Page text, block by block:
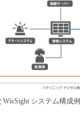
システム構成例